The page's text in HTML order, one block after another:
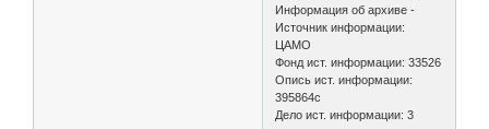
Информация об архиве -
Источник информации:
ЦАМО
Фонд ист. информации: 33526
Опись ист. информации:
395864с
Дело ист. информации: 3